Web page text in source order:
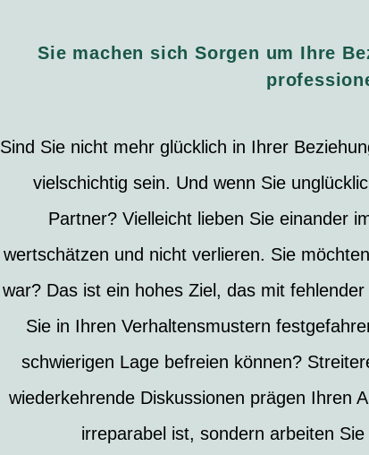
Sie machen sich Sorgen um Ihre
Sind Sie nicht mehr glücklich in Ihrer
vielschichtig sein. Und wenn Sie
Partner? Vielleicht lieben Sie einander
wertschätzen und nicht verlieren. Sie
war? Das ist ein hohes Ziel, das mit
Sie in Ihren Verhaltensmustern
schwierigen Lage befreien können?
wiederkehrende Diskussionen prägen Ihren
irreparabel ist, sondern arbeiten